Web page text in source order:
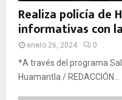
Realiza policía de
informativas con
enero 26, 2024 0
*A través del programa
Huamantla / REDACCIÓN...